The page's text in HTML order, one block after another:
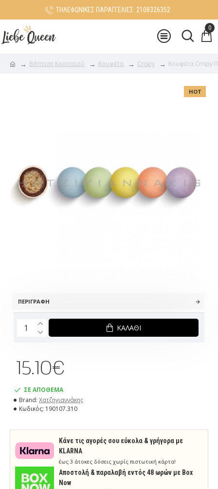
ΤΗΛΕΦΩΝΙΚΕΣ ΠΑΡΑΓΓΕΛΙΕΣ: 2108326352
0
Βάπτιση Κοριτσιού Κουφέτα Crispy Κουφέτα Crispy
HOT
ΠΕΡΙΓΡΑΦΉ
ΣΕ ΑΠΟΘΕΜΑ
Brand: Χατζηγιαννάκης
Κωδικός: 190107.310
15.10€
ΚΑΛΆΘΙ
Κάνε τις αγορές σου εύκολα & γρήγορα με
KLARNA
έως 3 άτοκες δόσεις χωρίς πιστωτική κάρτα!
Aποστολή & παραλαβή εντός 48 ωρών με Box
Now